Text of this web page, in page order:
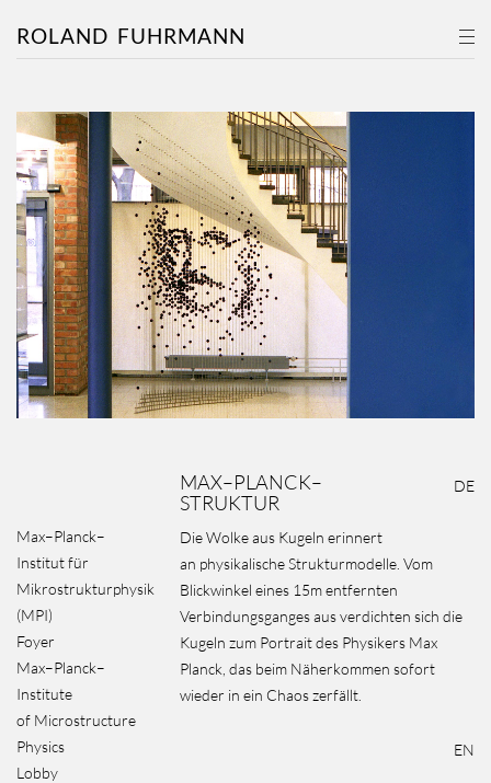
ROLAND FUHRMANN
Max–Planck–
Institut für
Mikrostrukturphysik
(MPI)
Foyer
Max–Planck–
Institute
of Microstructure
Physics
Lobby
MAX–PLANCK–
STRUKTUR
DE
Die Wolke aus Kugeln erinnert
an physikalische Strukturmodelle. Vom
Blickwinkel eines 15m entfernten
Verbindungsganges aus verdichten sich die
Kugeln zum Portrait des Physikers Max
Planck, das beim Näherkommen sofort
wieder in ein Chaos zerfällt.
EN